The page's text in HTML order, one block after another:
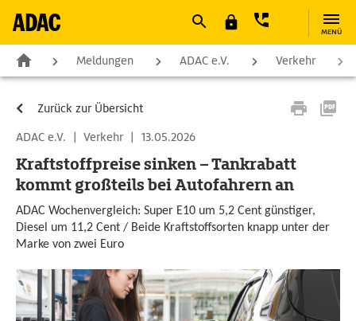
MENÜ
Meldungen ADAC e.V. Verkehr
Zurück zur Übersicht
ADAC e.V.
| Verkehr | 13.05.2026
Kraftstoffpreise sinken – Tankrabatt
kommt großteils bei Autofahrern an
ADAC Wochenvergleich: Super E10 um 5,2 Cent günstiger,
Diesel um 11,2 Cent / Beide Kraftstoffsorten knapp unter der
Marke von zwei Euro